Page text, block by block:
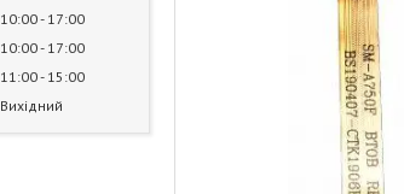
10:00 17:00
10:00 17:00
11:00 15:00
Вихідний